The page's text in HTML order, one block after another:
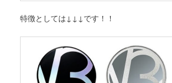
特徴としては↓↓↓です！！